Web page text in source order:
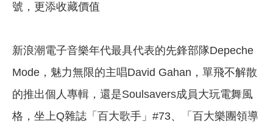
號，更添收藏價值
新浪潮電子音樂年代最具代表的先鋒部隊Depeche
Mode，魅力無限的主唱David Gahan，單飛不解散
的推出個人專輯，還是Soulsavers成員大玩電舞風
格，坐上Q雜誌「百大歌手」#73、「百大樂團領導